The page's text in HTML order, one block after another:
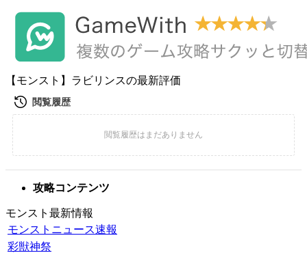
【モンスト】ラビリンスの最新評価
攻略コンテンツ
モンスト最新情報
モンストニュース速報
彩獣神祭